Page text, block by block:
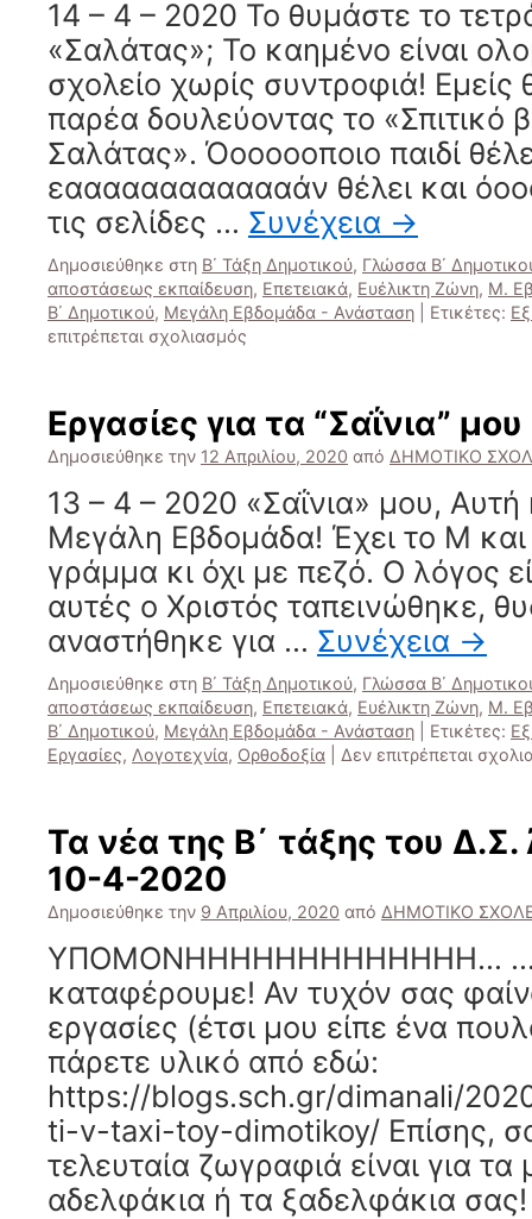
14 – 4 – 2020 Το θυμάστε το
«Σαλάτας»; Το καημένο είναι
σχολείο χωρίς συντροφιά!
παρέα δουλεύοντας το «Σπιτικό
Σαλάτας». Όοοοοοποιο παιδί
εααααααααααααάν θέλει και
τις σελίδες … Συνέχεια →
Δημοσιεύθηκε στη Β΄ Τάξη Δημοτικού, Γλώσσα Β΄
αποστάσεως εκπαίδευση, Επετειακά, Ευέλικτη Ζώνη, Μ.
Β΄ Δημοτικού, Μεγάλη Εβδομάδα - Ανάσταση Ετικέτες:
επιτρέπεται σχολιασμός
–
2020
“Σπιτικό
βιβλίο
της
Σαλάτας”
για
“Σαΐνια”
και
για
“Σαΐνια”
Εργασίες για τα “Σαΐνια”
Δημοσιεύθηκε την 12 Απριλίου, 2020 από ΔΗΜΟΤΙΚΟ
13 – 4 – 2020 «Σαΐνια» μου, Αυτή
Μεγάλη Εβδομάδα! Έχει το Μ
γράμμα κι όχι με πεζό. Ο λόγος
αυτές ο Χριστός ταπεινώθηκε,
αναστήθηκε για … Συνέχεια →
Δημοσιεύθηκε στη Β΄ Τάξη Δημοτικού, Γλώσσα Β΄
αποστάσεως εκπαίδευση, Επετειακά, Ευέλικτη Ζώνη, Μ.
Β΄ Δημοτικού, Μεγάλη Εβδομάδα - Ανάσταση Ετικέτες:
Εργασίες, Λογοτεχνία, Ορθοδοξία Δεν επιτρέπεται
Τα νέα της Β΄ τάξης του
10-4-2020
Δημοσιεύθηκε την 9 Απριλίου, 2020 από ΔΗΜΟΤΙΚΟ
ΥΠΟΜΟΝΗΗΗΗΗΗΗΗΗΗΗΗΗ…
καταφέρουμε! Αν τυχόν σας
εργασίες (έτσι μου είπε ένα
πάρετε υλικό από εδώ:
https://blogs.sch.gr/dimanali/
ti-v-taxi-toy-dimotikoy/ Επίσης,
τελευταία ζωγραφιά είναι για τα
αδελφάκια ή τα ξαδελφάκια